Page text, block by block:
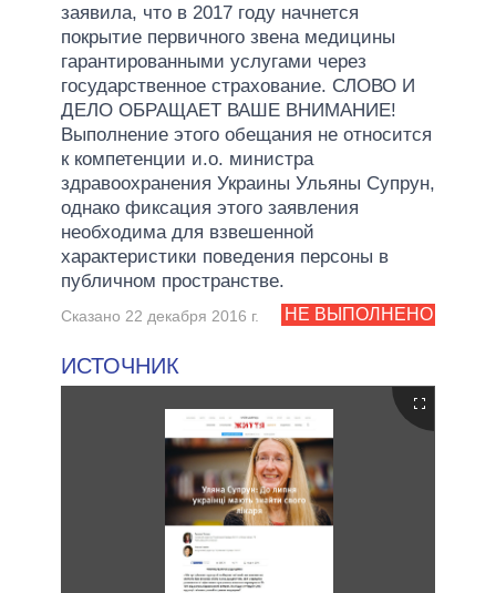
заявила, что в 2017 году начнется
покрытие первичного звена медицины
гарантированными услугами через
государственное страхование. СЛОВО И
ДЕЛО ОБРАЩАЕТ ВАШЕ ВНИМАНИЕ!
Выполнение этого обещания не относится
к компетенции и.о. министра
здравоохранения Украины Ульяны Супрун,
однако фиксация этого заявления
необходима для взвешенной
характеристики поведения персоны в
публичном пространстве.
НЕ ВЫПОЛНЕНО
Сказано 22 декабря 2016 г.
ИСТОЧНИК